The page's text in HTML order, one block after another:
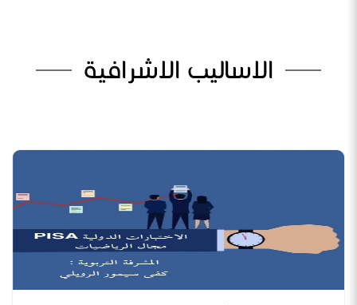
الاساليب الاشرافية